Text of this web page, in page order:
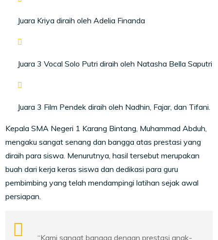
Juara Kriya diraih oleh Adelia Finanda
Juara 3 Vocal Solo Putri diraih oleh Natasha Bella Saputri
Juara 3 Film Pendek diraih oleh Nadhin, Fajar, dan Tifani.
Kepala SMA Negeri 1 Karang Bintang, Muhammad Abduh,
mengaku sangat senang dan bangga atas prestasi yang
diraih para siswa. Menurutnya, hasil tersebut merupakan
buah dari kerja keras siswa dan dedikasi para guru
pembimbing yang telah mendampingi latihan sejak awal
persiapan.
“Kami sangat bangga dengan prestasi anak-